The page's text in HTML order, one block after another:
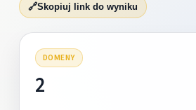
🔗Skopiuj link do wyniku
DOMENY
2